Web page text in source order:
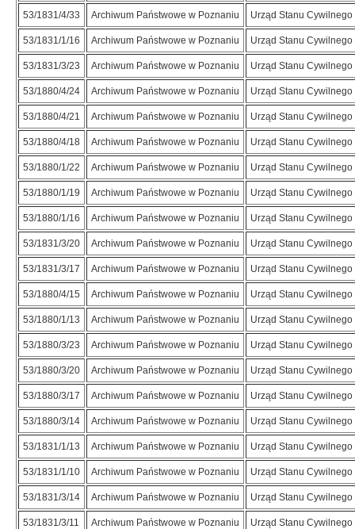
53/1831/4/33 Archiwum Państwowe w Poznaniu Urząd Stanu
53/1831/1/16 Archiwum Państwowe w Poznaniu Urząd Stanu
53/1831/3/23 Archiwum Państwowe w Poznaniu Urząd Stanu
53/1880/4/24 Archiwum Państwowe w Poznaniu Urząd Stanu
53/1880/4/21 Archiwum Państwowe w Poznaniu Urząd Stanu
53/1880/4/18 Archiwum Państwowe w Poznaniu Urząd Stanu
53/1880/1/22 Archiwum Państwowe w Poznaniu Urząd Stanu
53/1880/1/19 Archiwum Państwowe w Poznaniu Urząd Stanu
53/1880/1/16 Archiwum Państwowe w Poznaniu Urząd Stanu
53/1831/3/20 Archiwum Państwowe w Poznaniu Urząd Stanu
53/1831/3/17 Archiwum Państwowe w Poznaniu Urząd Stanu
53/1880/4/15 Archiwum Państwowe w Poznaniu Urząd Stanu
53/1880/1/13 Archiwum Państwowe w Poznaniu Urząd Stanu
53/1880/3/23 Archiwum Państwowe w Poznaniu Urząd Stanu
53/1880/3/20 Archiwum Państwowe w Poznaniu Urząd Stanu
53/1880/3/17 Archiwum Państwowe w Poznaniu Urząd Stanu
53/1880/3/14 Archiwum Państwowe w Poznaniu Urząd Stanu
53/1831/1/13 Archiwum Państwowe w Poznaniu Urząd Stanu
53/1831/1/10 Archiwum Państwowe w Poznaniu Urząd Stanu
53/1831/3/14 Archiwum Państwowe w Poznaniu Urząd Stanu
53/1831/3/11 Archiwum Państwowe w Poznaniu Urząd Stanu